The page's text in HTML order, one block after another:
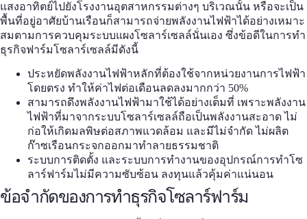
แสงอาทิตย์ไปยังโรงงานอุตสาหกรรมต่างๆ บริเวณนั้น หรือจะเป็น
พื้นที่อยู่อาศัยบ้านเรือนก็สามารถจ่ายพลังงานไฟฟ้าได้อย่างเหมาะ
สมตามการควบคุมระบบแผงโซลาร์เซลล์นั่นเอง ซึ่งข้อดีในการทำ
ธุรกิจฟาร์มโซลาร์เซลล์มีดังนี้
ประหยัดพลังงานไฟฟ้าหลักที่ต้องใช้จากหน่วยงานการไฟฟ้า
โดยตรง ทำให้ค่าไฟต่อเดือนลดลงมากกว่า 50%
สามารถดึงพลังงานไฟฟ้ามาใช้ได้อย่างเต็มที่ เพราะพลังงาน
ไฟฟ้าที่มาจากระบบโซลาร์เซลล์ถือเป็นพลังงานสะอาด ไม่
ก่อให้เกิดมลพิษต่อสภาพแวดล้อม และมีไม่จำกัด ไม่ผลิต
ก๊าซเรือนกระจกออกมาทำลายธรรมชาติ
ระบบการติดตั้ง และระบบการทำงานของอุปกรณ์การทำโซ
ลาร์ฟาร์มไม่มีความซับซ้อน ลงทุนแล้วคุ้มค่าแน่นอน
ข้อจำกัดของการทำธุรกิจโซลาร์ฟาร์ม